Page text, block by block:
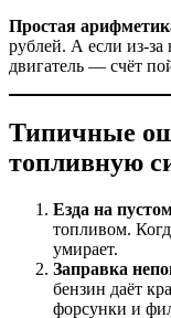
Простая
рублей. А если из-за
двигатель — счёт
Типичные
топливную
Езда на
топливом.
умирает.
Заправка
бензин даёт
форсунки и